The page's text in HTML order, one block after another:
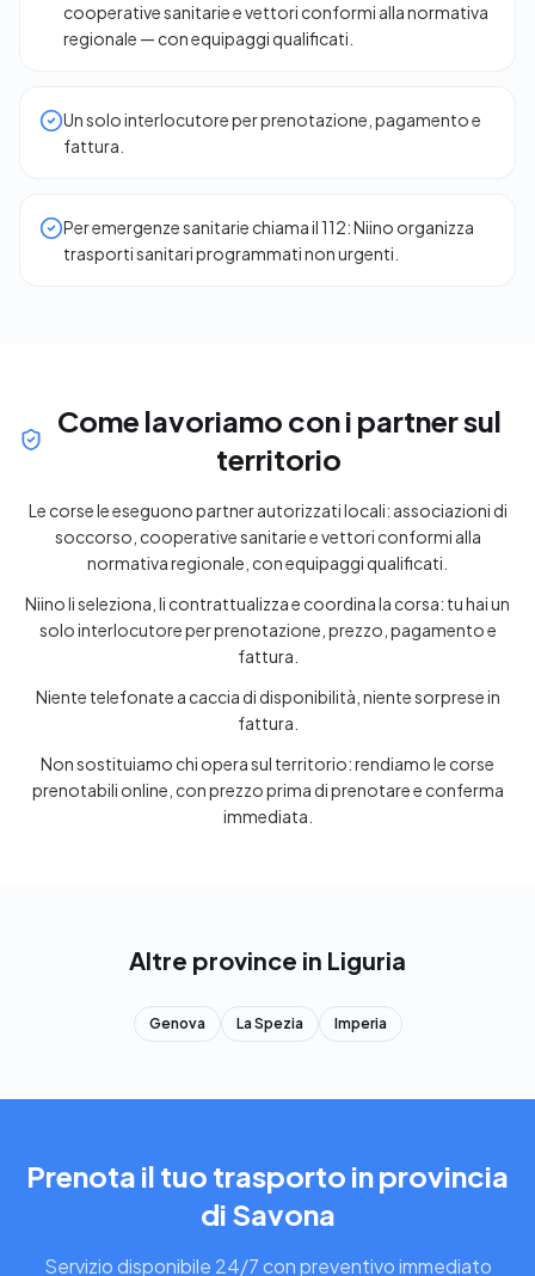
cooperative sanitarie e vettori conformi alla normativa
regionale — con equipaggi qualificati.
Un solo interlocutore per prenotazione, pagamento e
fattura.
Per emergenze sanitarie chiama il 112: Niino organizza
trasporti sanitari programmati non urgenti.
Come lavoriamo con i partner sul
territorio
Le corse le eseguono partner autorizzati locali: associazioni di
soccorso, cooperative sanitarie e vettori conformi alla
normativa regionale, con equipaggi qualificati.
Niino li seleziona, li contrattualizza e coordina la corsa: tu hai un
solo interlocutore per prenotazione, prezzo, pagamento e
fattura.
Niente telefonate a caccia di disponibilità, niente sorprese in
fattura.
Non sostituiamo chi opera sul territorio: rendiamo le corse
prenotabili online, con prezzo prima di prenotare e conferma
immediata.
Altre province in Liguria
Genova La Spezia Imperia
Prenota il tuo trasporto in provincia
di Savona
Servizio disponibile 24/7 con preventivo immediato